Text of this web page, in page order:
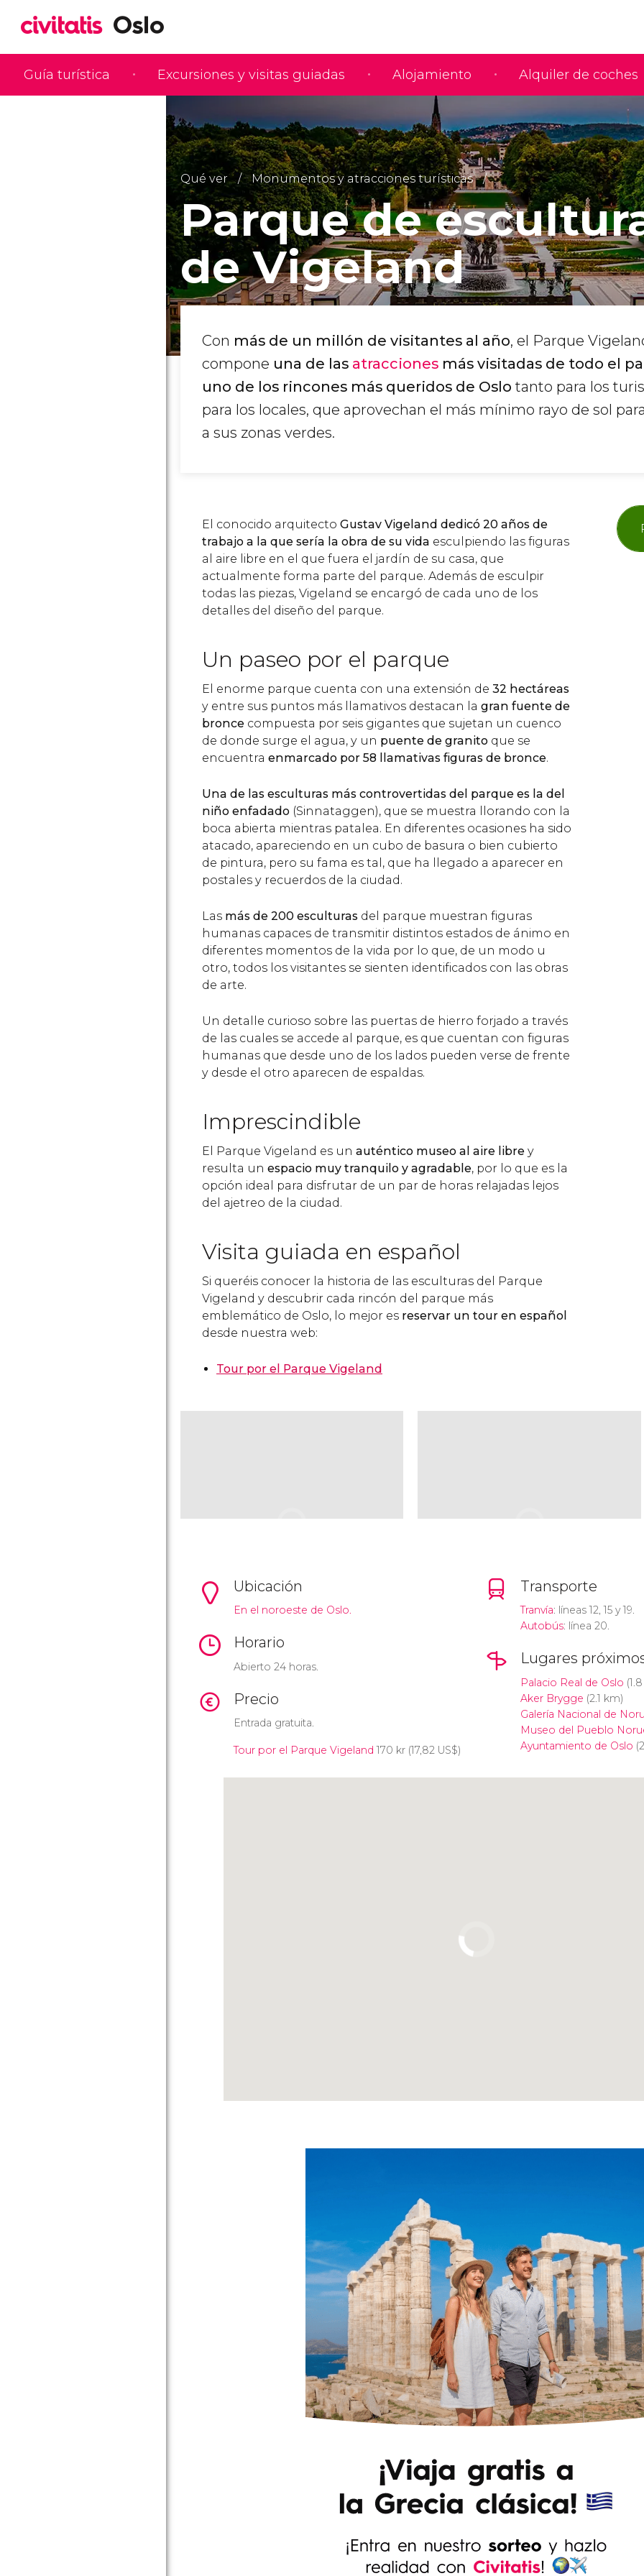
Guía turística Excursiones y visitas guiadas Alojamiento Alquiler de coches
Qué ver Monumentos y atracciones turísticas
Parque de
de Vigeland
Con más de un millón de visitantes al año, el Parque
compone una de las atracciones más visitadas de todo el
uno de los rincones más queridos de Oslo tanto para los
para los locales, que aprovechan el más mínimo rayo de sol
a sus zonas verdes.
El conocido arquitecto Gustav Vigeland dedicó 20 años de
trabajo a la que sería la obra de su vida esculpiendo las figuras
al aire libre en el que fuera el jardín de su casa, que
actualmente forma parte del parque. Además de esculpir
todas las piezas, Vigeland se encargó de cada uno de los
detalles del diseño del parque.
Un paseo por el parque
El enorme parque cuenta con una extensión de 32 hectáreas
y entre sus puntos más llamativos destacan la gran fuente de
bronce compuesta por seis gigantes que sujetan un cuenco
de donde surge el agua, y un puente de granito que se
encuentra enmarcado por 58 llamativas figuras de bronce.
Una de las esculturas más controvertidas del parque es la del
niño enfadado (Sinnataggen), que se muestra llorando con la
boca abierta mientras patalea. En diferentes ocasiones ha sido
atacado, apareciendo en un cubo de basura o bien cubierto
de pintura, pero su fama es tal, que ha llegado a aparecer en
postales y recuerdos de la ciudad.
Las más de 200 esculturas del parque muestran figuras
humanas capaces de transmitir distintos estados de ánimo en
diferentes momentos de la vida por lo que, de un modo u
otro, todos los visitantes se sienten identificados con las obras
de arte.
Un detalle curioso sobre las puertas de hierro forjado a través
de las cuales se accede al parque, es que cuentan con figuras
humanas que desde uno de los lados pueden verse de frente
y desde el otro aparecen de espaldas.
Imprescindible
El Parque Vigeland es un auténtico museo al aire libre y
resulta un espacio muy tranquilo y agradable, por lo que es la
opción ideal para disfrutar de un par de horas relajadas lejos
del ajetreo de la ciudad.
Visita guiada en español
Si queréis conocer la historia de las esculturas del Parque
Vigeland y descubrir cada rincón del parque más
emblemático de Oslo, lo mejor es reservar un tour en español
desde nuestra web:
Tour por el Parque Vigeland
Ubicación
En el noroeste de Oslo.
Horario
Abierto 24 horas.
Precio
Entrada gratuita.
Tour por el Parque Vigeland 170 kr (17,82 US$)
Transporte
Tranvía: líneas 12, 15 y 19.
Autobús: línea 20.
Lugares
Palacio Real de Oslo
Aker Brygge (2.1 km)
Galería Nacional de
Museo del Pueblo
Ayuntamiento de Oslo